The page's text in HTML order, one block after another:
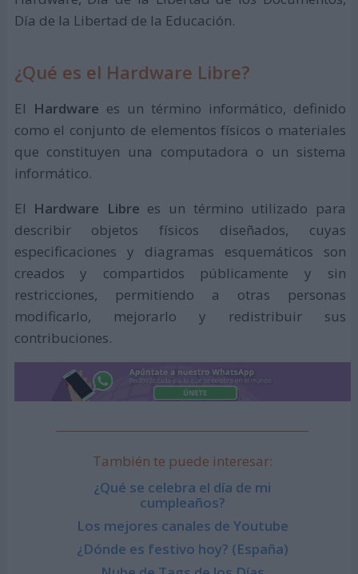
Día de la Libertad de la Educación.
¿Qué es el Hardware Libre?
El Hardware es un término informático, definido
como el conjunto de elementos físicos o materiales
que constituyen una computadora o un sistema
informático.
El Hardware Libre es un término utilizado para
describir objetos físicos diseñados, cuyas
especificaciones y diagramas esquemáticos son
creados y compartidos públicamente y sin
restricciones, permitiendo a otras personas
modificarlo, mejorarlo y redistribuir sus
contribuciones.
También te puede interesar:
¿Qué se celebra el día de mi
cumpleaños?
Los mejores canales de Youtube
¿Dónde es festivo hoy? (España)